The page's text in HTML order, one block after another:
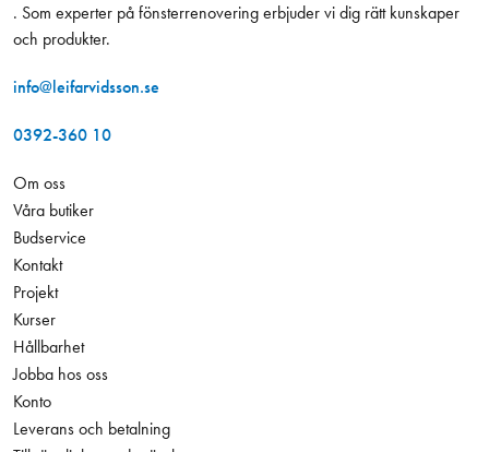
. Som experter på fönsterrenovering erbjuder vi dig rätt kunskaper
och produkter.
info@leifarvidsson.se
0392-360 10
Om oss
Våra butiker
Budservice
Kontakt
Projekt
Kurser
Hållbarhet
Jobba hos oss
Konto
Leverans och betalning